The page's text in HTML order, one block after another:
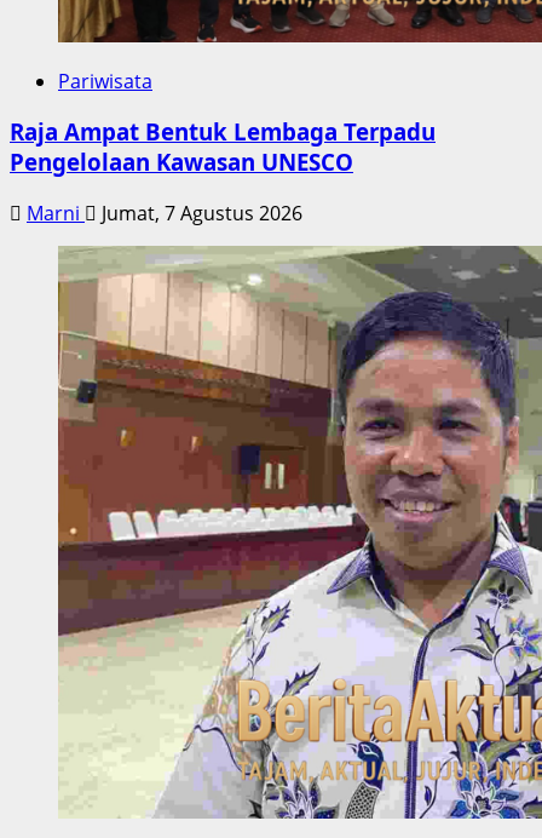
Pariwisata
Raja Ampat Bentuk Lembaga Terpadu
Pengelolaan Kawasan UNESCO
Marni Jumat, 7 Agustus 2026